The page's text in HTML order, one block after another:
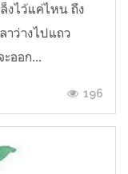
งไว้แค่ไหน ถึง
าว่างไปแถว
ออก...
196